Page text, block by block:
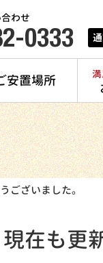
0333
わせ
安置場所
ございました。
現在も更